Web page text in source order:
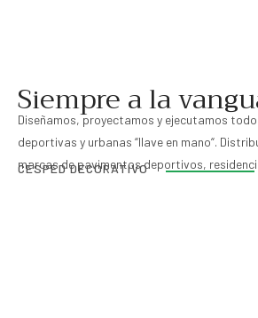
Siempre a la
Diseñamos, proyectamos y ejecutamos
deportivas y urbanas “llave en mano“.
marcas de pavimentos deportivos,
CÉSPED DECORATIVO